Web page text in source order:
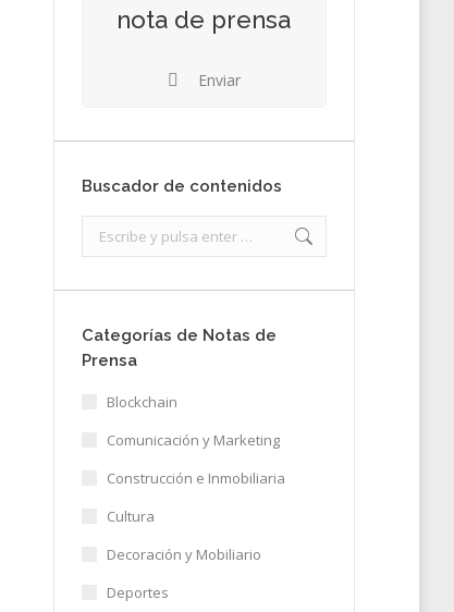
nota de prensa
Enviar
Buscador de contenidos
Categorías de Notas de
Prensa
Blockchain
Comunicación y Marketing
Construcción e Inmobiliaria
Cultura
Decoración y Mobiliario
Deportes